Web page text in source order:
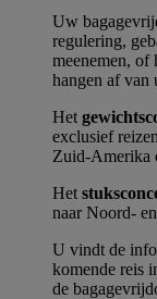
Uw
regulering,
meenemen, of
hangen af van
Het
exclusief
Zuid-Amerika
Het
naar Noord-
U vindt de
komende reis
de